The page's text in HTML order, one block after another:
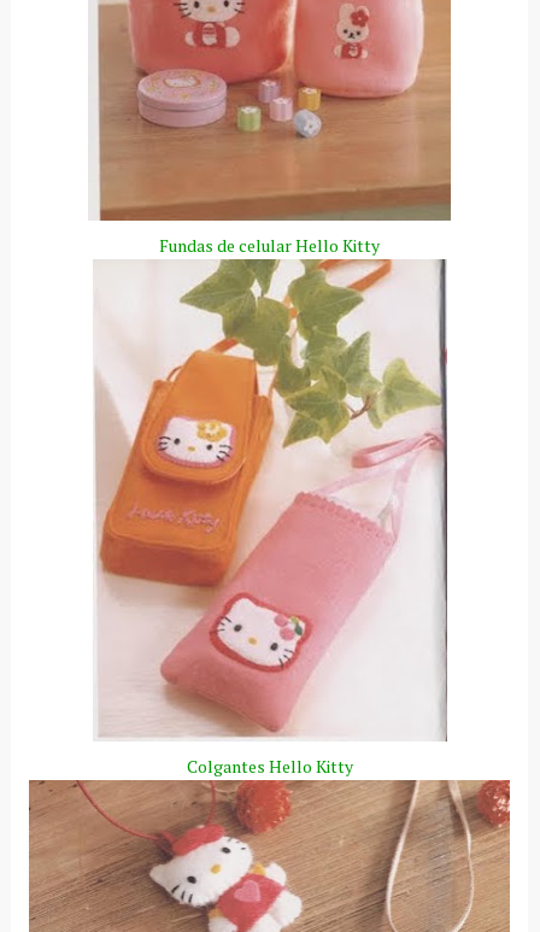
Fundas de celularHello Kitty
Colgantes Hello Kitty